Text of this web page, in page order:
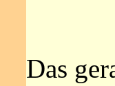
Das